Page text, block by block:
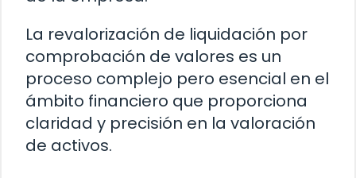
La revalorización de liquidación por
comprobación de valores es un
proceso complejo pero esencial en el
ámbito financiero que proporciona
claridad y precisión en la valoración
de activos.